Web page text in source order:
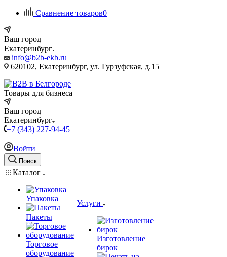
Сравнение товаров0
Ваш город
Екатеринбург
info@b2b-ekb.ru
620102, Екатеринбург, ул. Гурзуфская, д.15
Товары для бизнеса
Ваш город
Екатеринбург
+7 (343) 227-94-45
Войти
Поиск
Каталог
Упаковка
Пакеты
Торговое
оборудование
Услуги
Изготовление
бирок